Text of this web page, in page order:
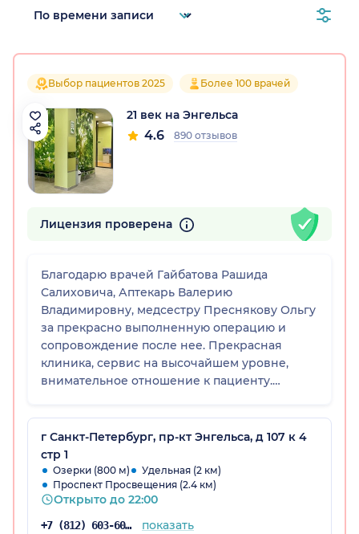
Выбор пациентов 2025 Более 100 врачей
21 век на Энгельса
4.6 890 отзывов
Лицензия проверена
Благодарю врачей Гайбатова Рашида
Салиховича, Аптекарь Валерию
Владимировну, медсестру Преснякову Ольгу
за прекрасно выполненную операцию и
сопровождение после нее. Прекрасная
клиника, сервис на высочайшем уровне,
внимательное отношение к пациенту.
г Санкт-Петербург, пр-кт Энгельса, д 107 к 4
стр 1
Озерки (800 м)
Удельная (2 км)
Проспект Просвещения (2.4 км)
Открыто до 22:00
+7 (812) 603-60-42 показать